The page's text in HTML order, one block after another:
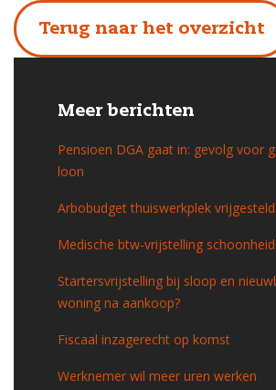
Terug naar het overzicht
Meer berichten
Pensioen DGA gaat in: gevolg voor
loon
Arbobudget thuiswerkplek
Medische btw-vrijstelling
Startersvrijstelling bij sloop en
woning na aankoop?
Fiscaal inzagerecht op komst
Werknemer wil meer uren werken